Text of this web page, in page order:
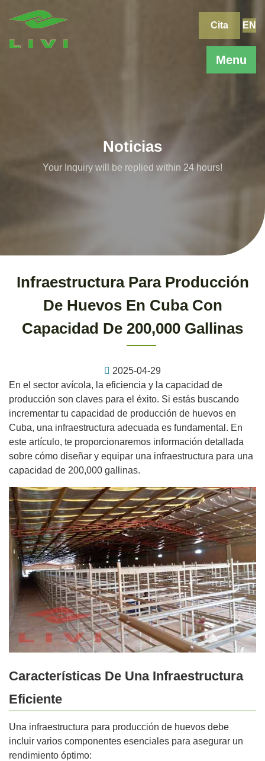
Menu
Cita EN
Noticias
Your Inquiry will be replied within 24 hours!
Infraestructura Para Producción
De Huevos En Cuba Con
Capacidad De 200,000 Gallinas
2025-04-29
En el sector avícola, la eficiencia y la capacidad de
producción son claves para el éxito. Si estás buscando
incrementar tu capacidad de producción de huevos en
Cuba, una infraestructura adecuada es fundamental. En
este artículo, te proporcionaremos información detallada
sobre cómo diseñar y equipar una infraestructura para una
capacidad de 200,000 gallinas.
Características De Una Infraestructura
Eficiente
Una infraestructura para producción de huevos debe
incluir varios componentes esenciales para asegurar un
rendimiento óptimo: